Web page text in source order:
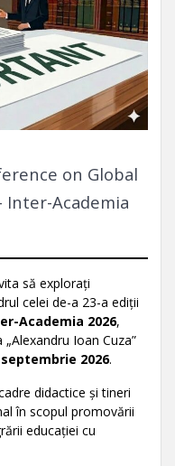
on Global
Inter-Academia
să explorați
celei de-a 23-a ediții
Academia 2026,
Ioan Cuza”
2026.
didactice și tineri
în scopul promovării
educației cu